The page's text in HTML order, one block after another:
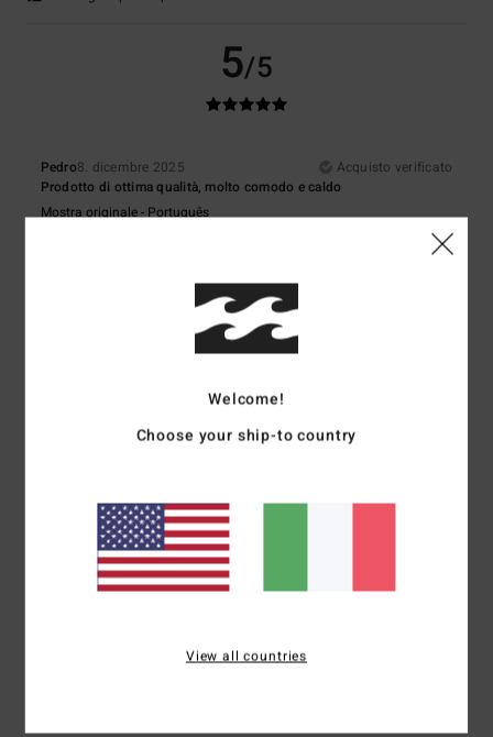
5/5
Pedro8. dicembre 2025
Acquisto verificato
Prodotto di ottima qualità, molto comodo e caldo
Mostra originale - Português
: 4 /5
5/5
8. dicembre 2025
È un regalo di Natale, ma la giacca è foderata, piuttosto calda e comoda!
: 5 /5 Colore: 5/5
Consiglio questo prodotto
5 /5
Welcome!
Choose your ship-to country
View all countries